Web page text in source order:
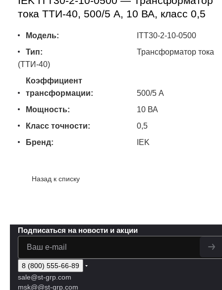
тока ТТИ-40, 500/5 А, 10 ВА, класс 0,5
Модель:
ITT30-2-10-0500
Тип:
Трансформатор тока
(ТТИ-40)
Коэффициент
трансформации:
500/5 А
Мощность:
10 ВА
Класс точности:
0,5
Бренд:
IEK
Назад к списку
Подписаться на новости и акции
8 (800) 555-66-89
sale@st-grp.com
msk@@st-grp.com